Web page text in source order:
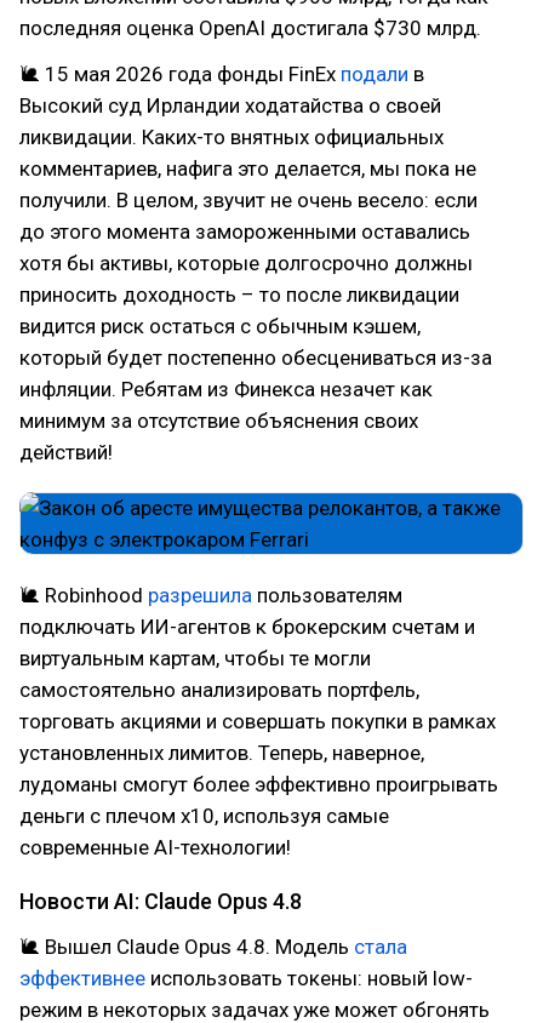
последняя оценка OpenAI достигала $730 млрд.
🐌 15 мая 2026 года фонды FinEx подали в
Высокий суд Ирландии ходатайства о своей
ликвидации. Каких-то внятных официальных
комментариев, нафига это делается, мы пока не
получили. В целом, звучит не очень весело: если
до этого момента замороженными оставались
хотя бы активы, которые долгосрочно должны
приносить доходность – то после ликвидации
видится риск остаться с обычным кэшем,
который будет постепенно обесцениваться из-за
инфляции. Ребятам из Финекса незачет как
минимум за отсутствие объяснения своих
действий!
🐌 Robinhood разрешила пользователям
подключать ИИ-агентов к брокерским счетам и
виртуальным картам, чтобы те могли
самостоятельно анализировать портфель,
торговать акциями и совершать покупки в рамках
установленных лимитов. Теперь, наверное,
лудоманы смогут более эффективно проигрывать
деньги с плечом х10, используя самые
современные AI-технологии!
Новости AI: Claude Opus 4.8
🐌 Вышел Claude Opus 4.8. Модель стала
эффективнее использовать токены: новый low-
режим в некоторых задачах уже может обгонять